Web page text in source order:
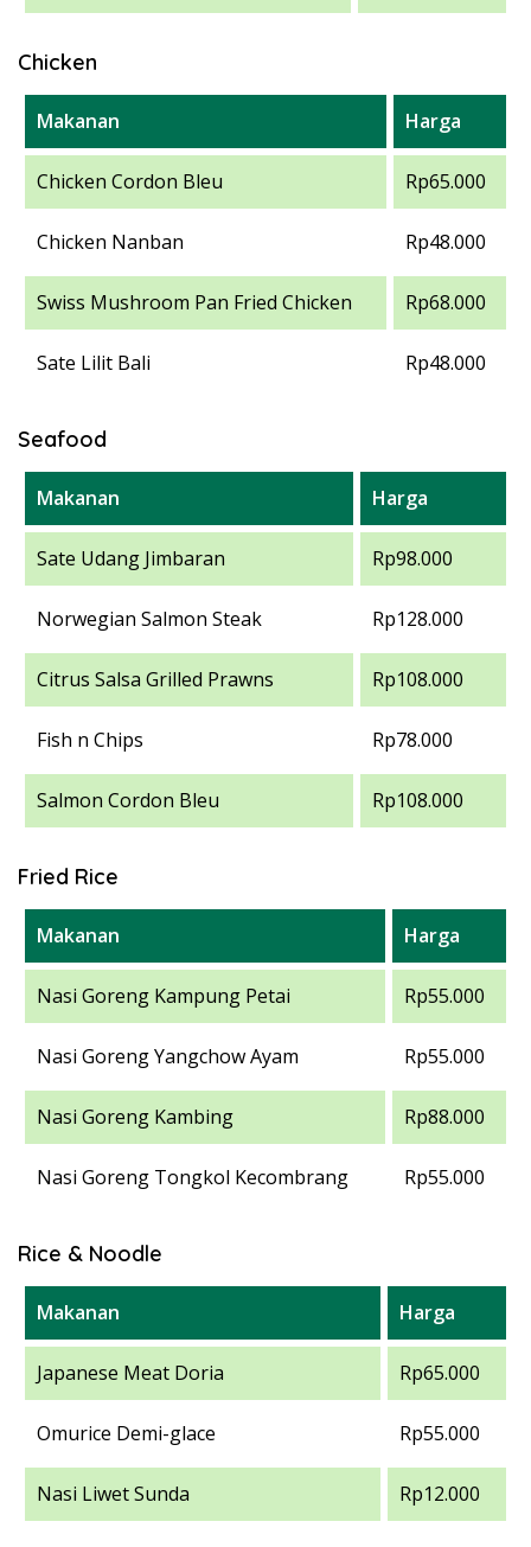
Chicken
Makanan Harga
Chicken Cordon Bleu Rp65.000
Chicken Nanban Rp48.000
Swiss Mushroom Pan Fried Chicken Rp68.000
Sate Lilit Bali Rp48.000
Seafood
Makanan Harga
Sate Udang Jimbaran Rp98.000
Norwegian Salmon Steak Rp128.000
Citrus Salsa Grilled Prawns Rp108.000
Fish n Chips Rp78.000
Salmon Cordon Bleu Rp108.000
Fried Rice
Makanan Harga
Nasi Goreng Kampung Petai Rp55.000
Nasi Goreng Yangchow Ayam Rp55.000
Nasi Goreng Kambing Rp88.000
Nasi Goreng Tongkol Kecombrang Rp55.000
Rice & Noodle
Makanan Harga
Japanese Meat Doria Rp65.000
Omurice Demi-glace Rp55.000
Nasi Liwet Sunda Rp12.000